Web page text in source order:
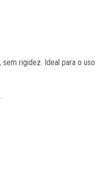
rigidez. Ideal para o uso